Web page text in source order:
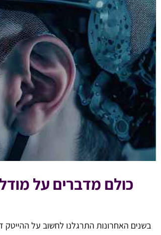
בשנים האחרונות התרגלנו לחשוב על